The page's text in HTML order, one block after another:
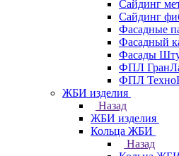
Сайдинг
Сайдинг
Фасадные
Фасадный
Фасады
ФПЛ
ФПЛ
ЖБИ изделия
Назад
ЖБИ изделия
Кольца ЖБИ
Назад